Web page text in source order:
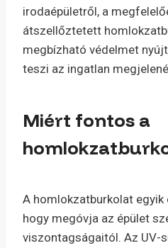
irodaépületről, a
átszellőztetett
megbízható védelmet
teszi az ingatlan
Miért fontos a
A homlokzatburkolat
hogy megóvja az épület
viszontagságaitól. Az UV-